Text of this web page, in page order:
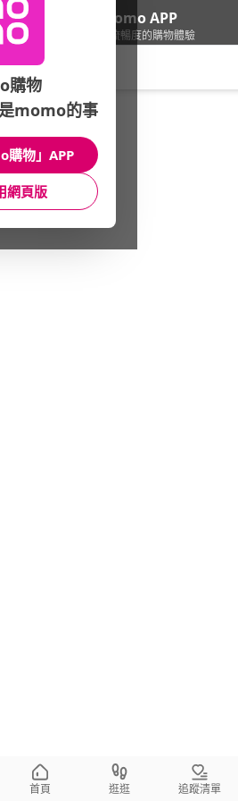
下載momo APP
給你3倍流暢度的購物體驗
家電/排油煙機/館長推薦
館長推薦 月銷量
首頁 逛逛 追蹤清單
購物
momo的事
購物」APP
網頁版